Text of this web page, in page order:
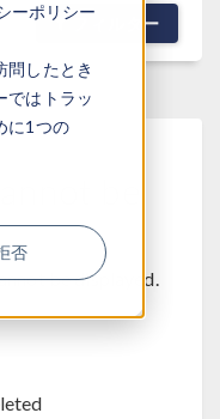
ーポリシー
問したとき
ではトラッ
に1つの
否
フィルター
be
be displayed.